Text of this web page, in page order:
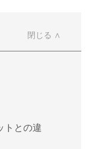
トとの違